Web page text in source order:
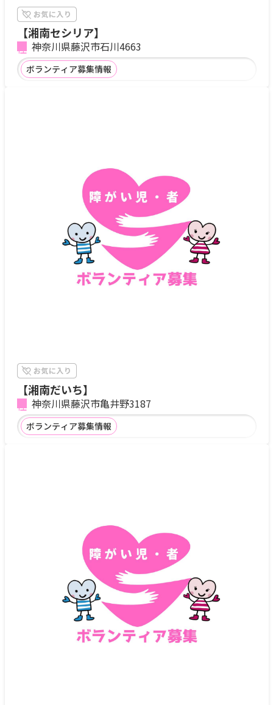
【湘南セシリア】
神奈川県藤沢市石川4663
ボランティア募集情報
【湘南だいち】
神奈川県藤沢市亀井野3187
ボランティア募集情報